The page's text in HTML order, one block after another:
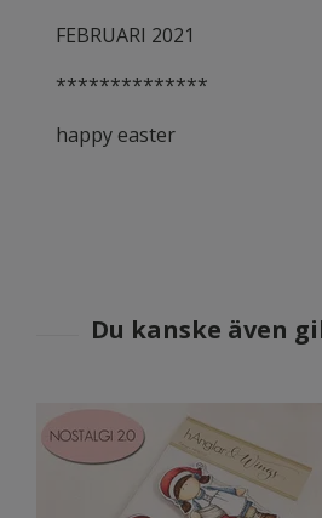
FEBRUARI 2021
**************
happy easter